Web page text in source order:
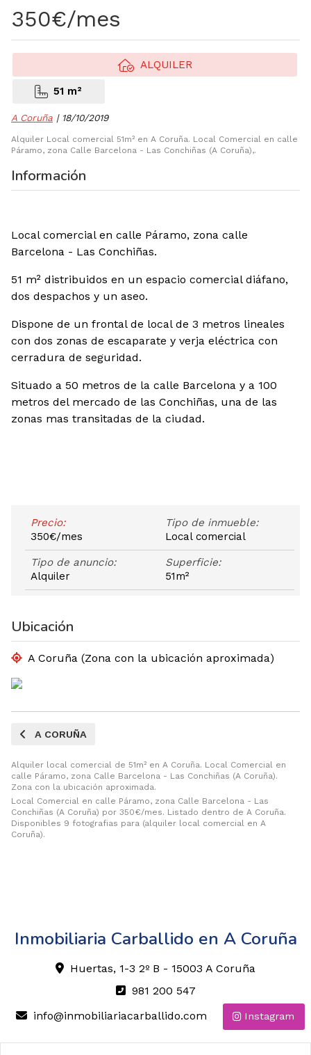
350€/mes
ALQUILER
51 m²
A Coruña | 18/10/2019
Alquiler Local comercial 51m² en A Coruña. Local Comercial en calle
Páramo, zona Calle Barcelona - Las Conchiñas (A Coruña),.
Información
Local comercial en calle Páramo, zona calle
Barcelona - Las Conchiñas.
51 m² distribuidos en un espacio comercial diáfano,
dos despachos y un aseo.
Dispone de un frontal de local de 3 metros lineales
con dos zonas de escaparate y verja eléctrica con
cerradura de seguridad.
Situado a 50 metros de la calle Barcelona y a 100
metros del mercado de las Conchiñas, una de las
zonas mas transitadas de la ciudad.
Precio:
350€/mes
Tipo de inmueble:
Local comercial
Tipo de anuncio:
Alquiler
Superficie:
51m²
Ubicación
A Coruña (Zona con la ubicación aproximada)
A CORUÑA
Alquiler local comercial de 51m² en A Coruña. Local Comercial en
calle Páramo, zona Calle Barcelona - Las Conchiñas (A Coruña).
Zona con la ubicación aproximada.
Local Comercial en calle Páramo, zona Calle Barcelona - Las
Conchiñas (A Coruña) por 350€/mes. Listado dentro de A Coruña.
Disponibles 9 fotografias para (alquiler local comercial en A
Coruña).
Inmobiliaria Carballido en A Coruña
Huertas, 1-3 2º B - 15003 A Coruña
981 200 547
info@inmobiliariacarballido.com
Instagram